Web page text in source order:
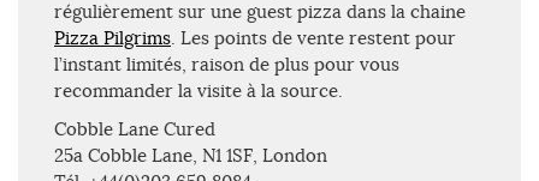
régulièrement sur une guest pizza dans la chaine
Pizza Pilgrims . Les points de vente restent pour
l’instant limités, raison de plus pour vous
recommander la visite à la source.
Cobble Lane Cured
25a Cobble Lane, N1 1SF, London